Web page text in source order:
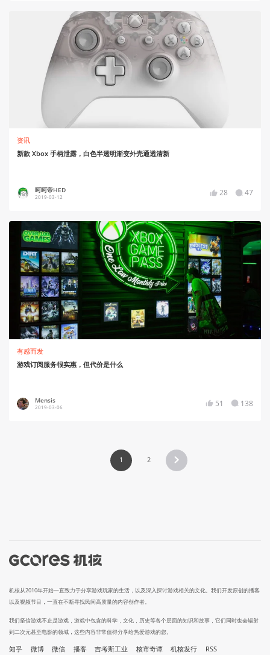
资讯
新款 Xbox 手柄泄露，白色半透明渐变外壳通透清新
呵呵帝HED
2019-03-12 28 47
有感而发
游戏订阅服务很实惠，但代价是什么
Mensis
2019-03-06 51 138
1 2
机核从2010年开始一直致力于分享游戏玩家的生活，以及深入探讨游戏相关的文化。我们开发原创的播客
以及视频节目，一直在不断寻找民间高质量的内容创作者。
我们坚信游戏不止是游戏，游戏中包含的科学，文化，历史等各个层面的知识和故事，它们同时也会辐射
到二次元甚至电影的领域，这些内容非常值得分享给热爱游戏的您。
知乎 微博 微信 播客 吉考斯工业 核市奇谭 机核发行 RSS